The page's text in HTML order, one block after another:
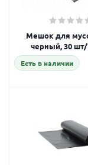
Мешок для
черный, 30 шт/
Есть в наличии